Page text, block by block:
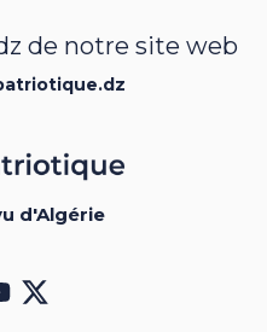
de notre site web
d'Algérie